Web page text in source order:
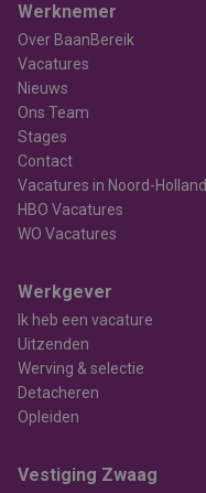
Werknemer
Over BaanBereik
Vacatures
Nieuws
Ons Team
Stages
Contact
Vacatures in Noord-Holland
HBO Vacatures
WO Vacatures
Werkgever
Ik heb een vacature
Uitzenden
Werving & selectie
Detacheren
Opleiden
Vestiging Zwaag